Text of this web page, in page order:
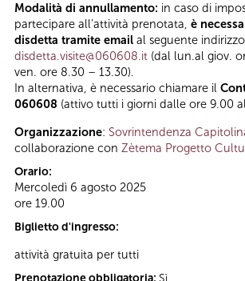
Modalità di annullamento: in caso di
partecipare all’attività prenotata, è
disdetta tramite email al seguente
disdetta.visite@060608.it (dal lun.al giov.
ven. ore 8.30 – 13.30).
In alternativa, è necessario chiamare il
060608 (attivo tutti i giorni dalle ore 9.00
Organizzazione: Sovrintendenza
collaborazione con Zètema Progetto
Orario:
Mercoledì 6 agosto 2025
ore 19.00
Biglietto d'ingresso:
attività gratuita per tutti
Prenotazione obbligatoria: Sì